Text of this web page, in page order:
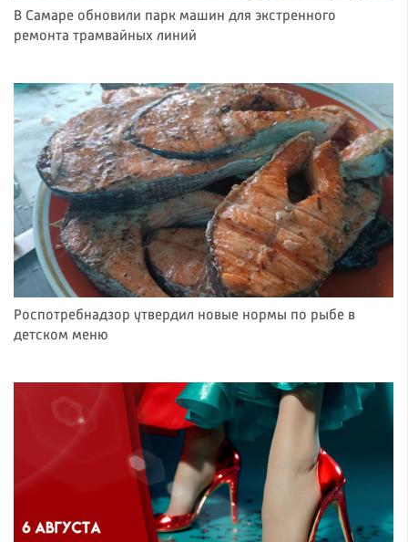
В Самаре обновили парк машин для экстренного
ремонта трамвайных линий
Роспотребнадзор утвердил новые нормы по рыбе в
детском меню